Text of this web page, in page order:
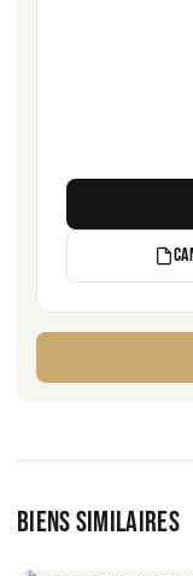
BIENS SIMILAIRES